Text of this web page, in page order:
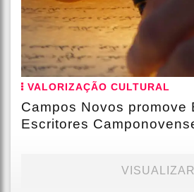
VALORIZAÇÃO CULTURAL
Campos Novos promove
Escritores
VISUALIZAR